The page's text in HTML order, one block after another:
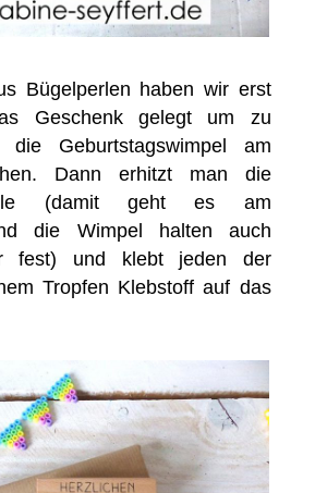
Bügelperlen haben wir erst
Geschenk gelegt um zu
die Geburtstagswimpel am
Dann erhitzt man die
(damit geht es am
die Wimpel halten auch
fest) und klebt jeden der
Tropfen Klebstoff auf das